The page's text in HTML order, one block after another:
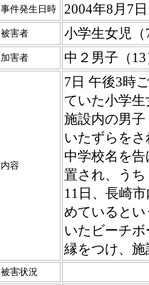
事件発生日時 2004年8月
被害者 小学生女児（
加害者 中２男子（
内容
7日 午後3時
ていた小学
施設内の男
いたずらを
中学校名を
置され、う
11日、長崎
めていると
いたビーチ
縁をつけ、
被害状況